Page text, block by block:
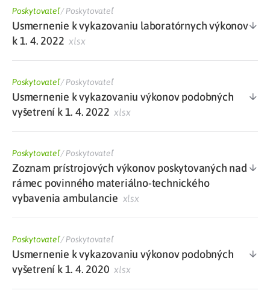
Poskytovateľ/Poskytovateľ
Usmernenie k vykazovaniu laboratórnych výkonov
k 1. 4. 2022 xlsx
Poskytovateľ/Poskytovateľ
Usmernenie k vykazovaniu výkonov podobných
vyšetrení k 1. 4. 2022 xlsx
Poskytovateľ/Poskytovateľ
Zoznam prístrojových výkonov poskytovaných nad
rámec povinného materiálno-technického
vybavenia ambulancie xlsx
Poskytovateľ/Poskytovateľ
Usmernenie k vykazovaniu výkonov podobných
vyšetrení k 1. 4. 2020 xlsx